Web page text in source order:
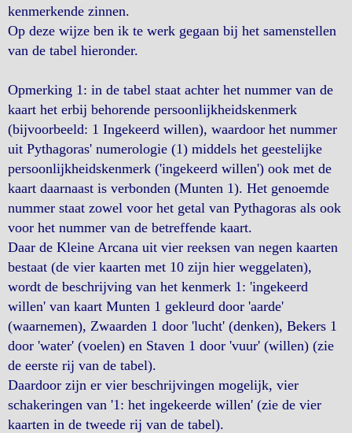
kenmerkende zinnen.
Op deze wijze ben ik te werk gegaan bij het samenstellen
van de tabel hieronder.
Opmerking 1: in de tabel staat achter het nummer van de
kaart het erbij behorende persoonlijkheidskenmerk
(bijvoorbeeld: 1 Ingekeerd willen), waardoor het nummer
uit Pythagoras' numerologie (1) middels het geestelijke
persoonlijkheidskenmerk ('ingekeerd willen') ook met de
kaart daarnaast is verbonden (Munten 1). Het genoemde
nummer staat zowel voor het getal van Pythagoras als ook
voor het nummer van de betreffende kaart.
Daar de Kleine Arcana uit vier reeksen van negen kaarten
bestaat (de vier kaarten met 10 zijn hier weggelaten),
wordt de beschrijving van het kenmerk 1: 'ingekeerd
willen' van kaart Munten 1 gekleurd door 'aarde'
(waarnemen), Zwaarden 1 door 'lucht' (denken), Bekers 1
door 'water' (voelen) en Staven 1 door 'vuur' (willen) (zie
de eerste rij van de tabel).
Daardoor zijn er vier beschrijvingen mogelijk, vier
schakeringen van '1: het ingekeerde willen' (zie de vier
kaarten in de tweede rij van de tabel).